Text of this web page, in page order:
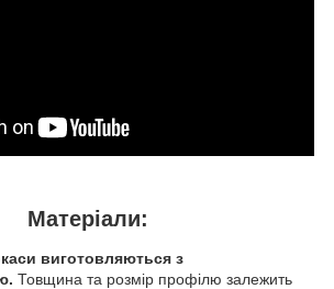
Матеріали:
виготовляються з
Товщина та розмір профілю залежить